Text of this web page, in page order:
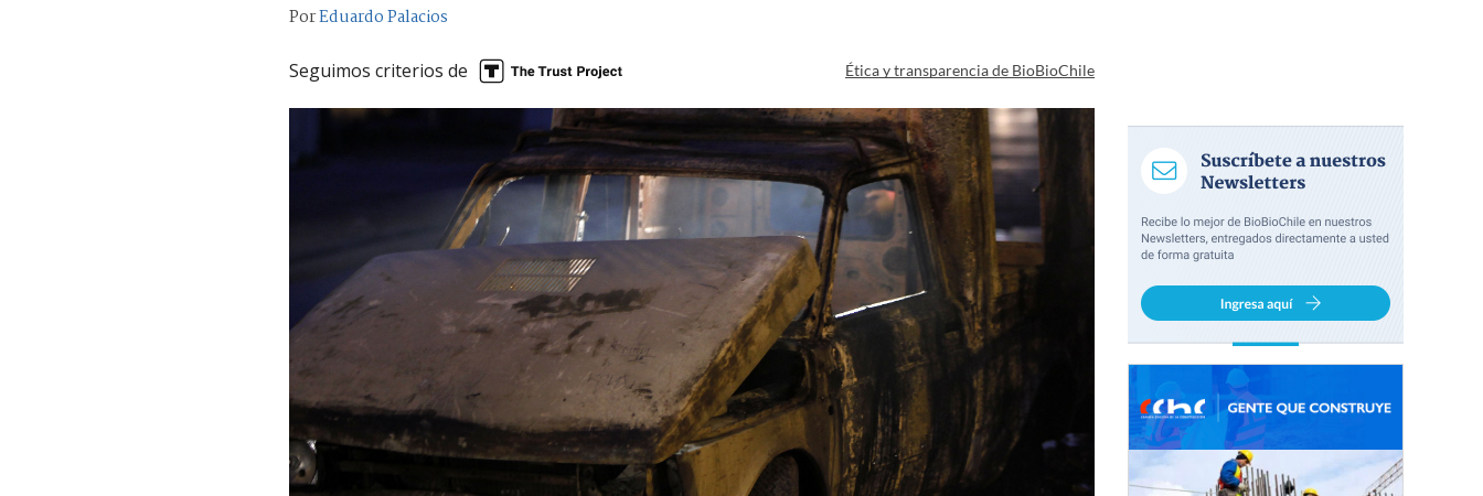
PorEduardo Palacios
Seguimos criterios de Ética y transparencia de BioBioChile